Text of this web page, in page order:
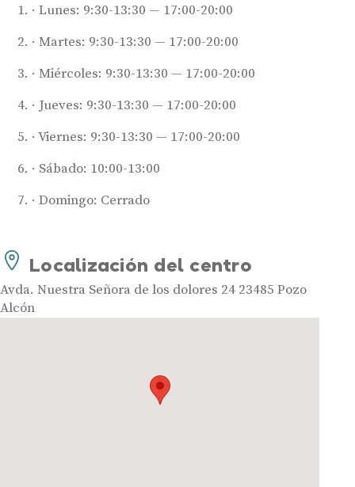
Lunes: 9:30-13:30 — 17:00-20:00
Martes: 9:30-13:30 — 17:00-20:00
Miércoles: 9:30-13:30 — 17:00-20:00
Jueves: 9:30-13:30 — 17:00-20:00
Viernes: 9:30-13:30 — 17:00-20:00
Sábado: 10:00-13:00
Domingo: Cerrado
Localización del centro
Avda. Nuestra Señora de los dolores 24 23485 Pozo
Alcón
Audífonos
Mejores marcas de audífonos
Audífonos invisibles
Audífonos bluetooth
Gafas auditivas